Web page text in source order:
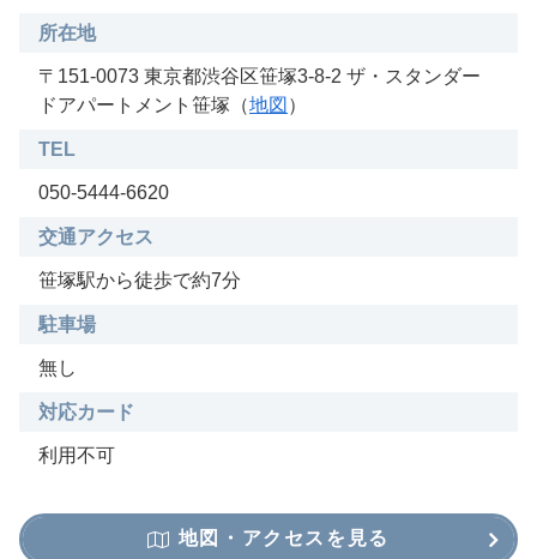
所在地
〒151-0073 東京都渋谷区笹塚3-8-2 ザ・スタンダー
ドアパートメント笹塚（地図 ）
TEL
050-5444-6620
交通アクセス
笹塚駅から徒歩で約7分
駐車場
無し
対応カード
利用不可
地図・アクセスを見る